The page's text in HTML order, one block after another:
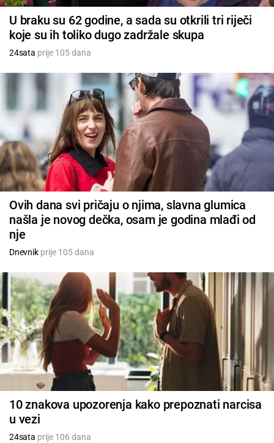
U braku su 62 godine, a sada su otkrili tri riječi
koje su ih toliko dugo zadržale skupa
24sata prije 105 dana
Ovih dana svi pričaju o njima, slavna glumica
našla je novog dečka, osam je godina mlađi od
nje
Dnevnikprije 105 dana
10 znakova upozorenja kako prepoznati narcisa
u vezi
24sata prije 106 dana